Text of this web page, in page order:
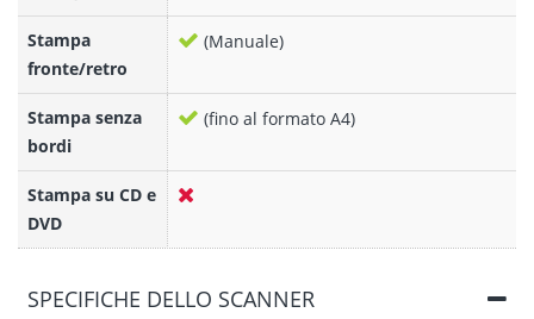
Stampa
fronte/retro
(Manuale)
Stampa senza
bordi
(fino al formato A4)
Stampa su CD e
DVD
SPECIFICHE DELLO SCANNER